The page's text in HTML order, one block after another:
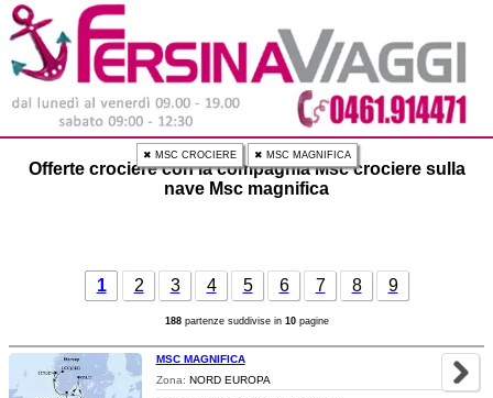
✖ MSC CROCIERE ✖ MSC MAGNIFICA
Offerte crociere con la compagnia Msc crociere sulla
nave Msc magnifica
1 2 3 4 5 6 7 8 9
188partenze suddivise in 10pagine
MSC MAGNIFICA
Zona: NORD EUROPA